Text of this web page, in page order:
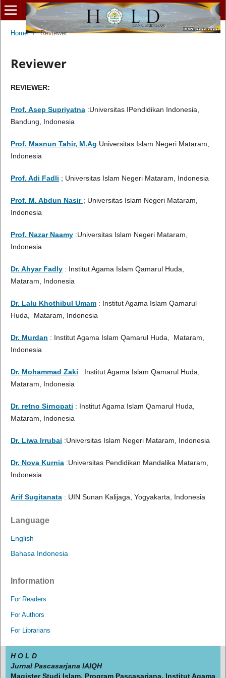
Home / Reviewer
Reviewer
REVIEWER:
Prof. Asep Supriyatna:Universitas IPendidikan Indonesia,
Bandung, Indonesia
Prof. Masnun Tahir, M.Ag Universitas Islam Negeri Mataram,
Indonesia
Prof. Adi Fadli ; Universitas Islam Negeri Mataram, Indonesia
Prof. M. Abdun Nasir ; Universitas Islam Negeri Mataram,
Indonesia
Prof. Nazar Naamy:Universitas Islam Negeri Mataram,
Indonesia
Dr. Ahyar Fadly: Institut Agama Islam Qamarul Huda,
Mataram, Indonesia
Dr. Lalu Khothibul Umam: Institut Agama Islam Qamarul
Huda, Mataram, Indonesia
Dr. Murdan : Institut Agama Islam Qamarul Huda, Mataram,
Indonesia
Dr. Mohammad Zaki : Institut Agama Islam Qamarul Huda,
Mataram, Indonesia
Dr. retno Sirnopati : Institut Agama Islam Qamarul Huda,
Mataram, Indonesia
Dr. Liwa Irrubai :Universitas Islam Negeri Mataram, Indonesia
Dr. Nova Kurnia:Universitas Pendidikan Mandalika Mataram,
Indonesia
Arif Sugitanata: UIN Sunan Kalijaga, Yogyakarta, Indonesia
Language
English
Bahasa Indonesia
Information
For Readers
For Authors
For Librarians
H O L D
Jurnal Pascasarjana IAIQH
Magister Studi Islam, Program Pascasarjana, Institut Agama